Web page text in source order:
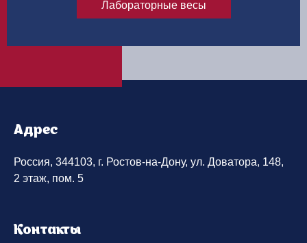
Лабораторные весы
Адрес
Россия, 344103, г. Ростов-на-Дону, ул. Доватора, 148,
2 этаж, пом. 5
Контакты